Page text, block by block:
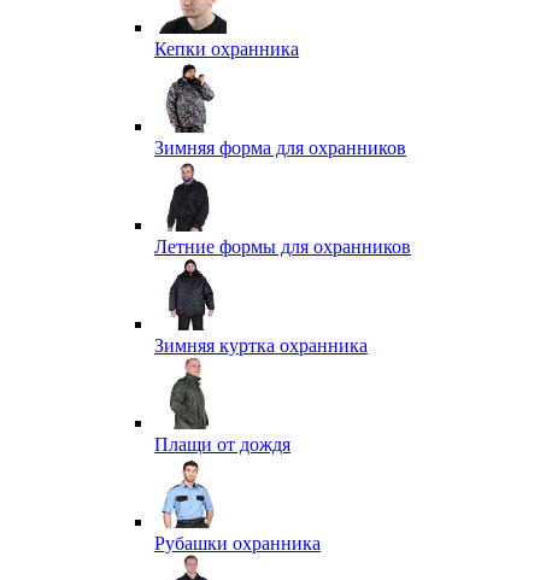
Кепки охранника
Зимняя форма для охранников
Летние формы для охранников
Зимняя куртка охранника
Плащи от дождя
Рубашки охранника